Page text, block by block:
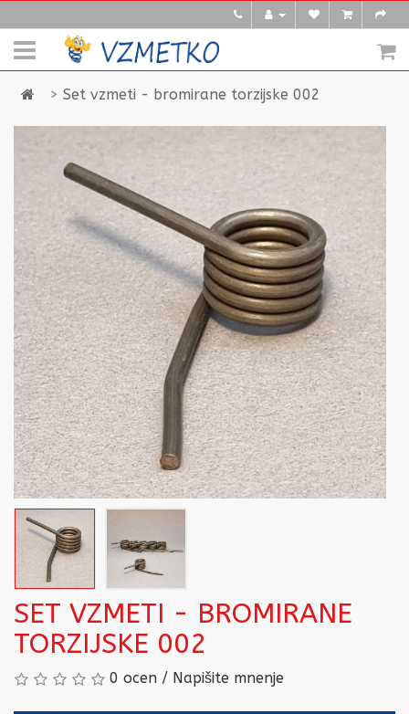
Set vzmeti - bromirane torzijske 002
SET VZMETI - BROMIRANE
TORZIJSKE 002
0 ocen / Napišite mnenje